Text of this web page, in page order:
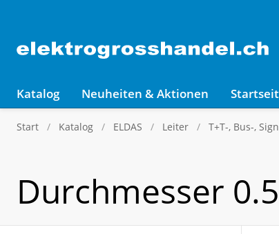
Katalog Neuheiten & Aktionen
Start Katalog ELDAS Leiter T+T-, Bus-,
Durchmesser